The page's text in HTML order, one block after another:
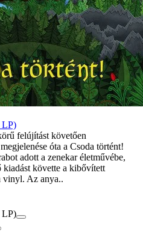
LP)
felújítást követően
óta a Csoda történt!
adott a zenekar életművébe,
kiadást követte a kibővített
vinyl. Az anya..
LP)